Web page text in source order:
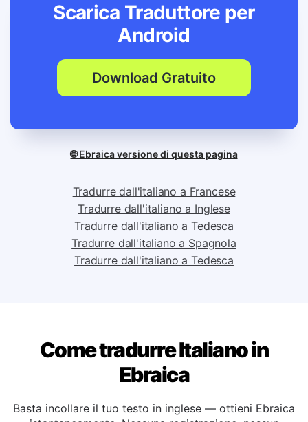
Scarica Traduttore per
Android
Download Gratuito
🌐 Ebraica versione di questa pagina
Tradurre dall'italiano a Francese
Tradurre dall'italiano a Inglese
Tradurre dall'italiano a Tedesca
Come tradurre Italiano in
Ebraica